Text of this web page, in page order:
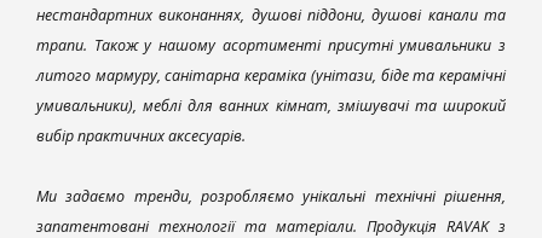
нестандартних виконаннях, душові піддони, душові канали та
трапи. Також у нашому асортименті присутні умивальники з
литого мармуру, санітарна кераміка (унітази, біде та керамічні
умивальники), меблі для ванних кімнат, змішувачі та широкий
вибір практичних аксесуарів.
Ми задаємо тренди, розробляємо унікальні технічні рішення,
запатентовані технології та матеріали. Продукція RAVAK з